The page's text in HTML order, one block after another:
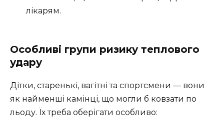
лікарям.
Особливі групи ризику теплового
удару
Дітки, старенькі, вагітні та спортсмени — вони
як найменші камінці, що могли б ковзати по
льоду. Їх треба оберігати особливо: